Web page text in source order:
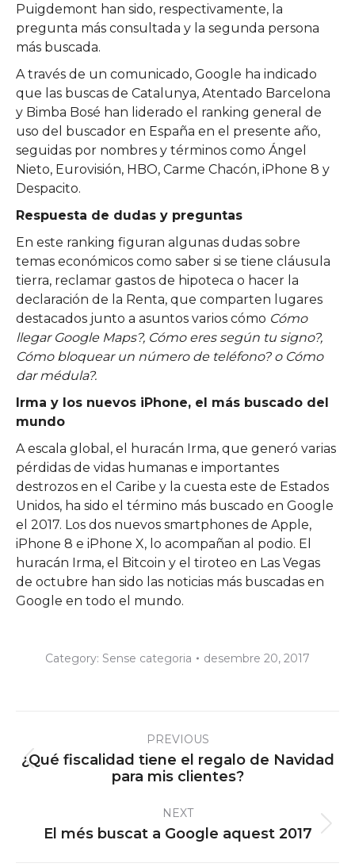
Puigdemont han sido, respectivamente, la
pregunta más consultada y la segunda persona
más buscada.
A través de un comunicado, Google ha indicado
que las buscas de Catalunya, Atentado Barcelona
y Bimba Bosé han liderado el ranking general de
uso del buscador en España en el presente año,
seguidas por nombres y términos como Ángel
Nieto, Eurovisión, HBO, Carme Chacón, iPhone 8 y
Despacito.
Respuesta de dudas y preguntas
En este ranking figuran algunas dudas sobre
temas económicos como saber si se tiene cláusula
tierra, reclamar gastos de hipoteca o hacer la
declaración de la Renta, que comparten lugares
destacados junto a asuntos varios cómo Cómo
llegar Google Maps?, Cómo eres según tu signo?,
Cómo bloquear un número de teléfono? o Cómo
dar médula?.
Irma y los nuevos iPhone, el más buscado del
mundo
A escala global, el huracán Irma, que generó varias
pérdidas de vidas humanas e importantes
destrozos en el Caribe y la cuesta este de Estados
Unidos, ha sido el término más buscado en Google
el 2017. Los dos nuevos smartphones de Apple,
iPhone 8 e iPhone X, lo acompañan al podio. El
huracán Irma, el Bitcoin y el tiroteo en Las Vegas
de octubre han sido las noticias más buscadas en
Google en todo el mundo.
Category: Sense categoria desembre 20, 2017
navigationPREVIOUS
Previous
post:
¿Qué fiscalidad tiene el regalo de Navidad
para mis clientes?
NEXT
Next
El més buscat a Google aquest 2017